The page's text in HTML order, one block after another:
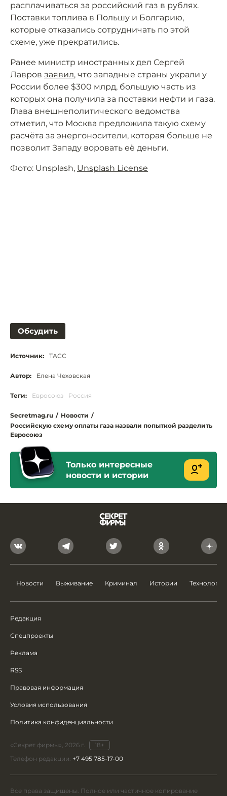
расплачиваться за российский газ в рублях.
Поставки топлива в Польшу и Болгарию,
которые отказались сотрудничать по этой
схеме, уже прекратились.
Ранее министр иностранных дел Сергей
Лавров заявил, что западные страны украли у
России более $300 млрд, большую часть из
которых она получила за поставки нефти и газа.
Глава внешнеполитического ведомства
отметил, что Москва предложила такую схему
расчёта за энергоносители, которая больше не
позволит Западу воровать её деньги.
Фото: Unsplash, Unsplash License
Обсудить
Источник: ТАСС
Автор: Елена Чеховская
Теги: Евросоюз Россия
Secretmag.ru / Новости /
Российскую схему оплаты газа назвали попыткой разделить
Евросоюз
Только интересные
новости и истории
Новости Выживание Криминал Истории Технологии
Редакция
Спецпроекты
Реклама
RSS
Правовая информация
Условия использования
Политика конфиденциальности
«Секрет фирмы», 2026 г.
18+
Телефон редакции: +7 495 785-17-00
Все права защищены. Полное или частичное копирование